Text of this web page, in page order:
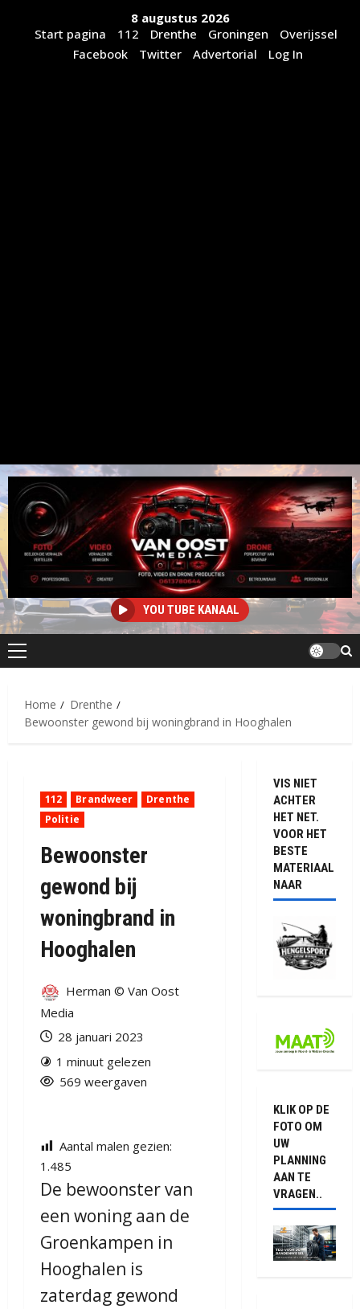
8 augustus 2026
Start pagina
112 Drenthe Groningen
Overijssel
Facebook
Twitter Advertorial Log In
YOU TUBE KANAAL
Primair
Home
Drenthe
Bewoonster gewond bij woningbrand in Hooghalen
112 Brandweer
Drenthe
Politie
Bewoonster
gewond bij
woningbrand in
Hooghalen
Herman © Van Oost
Media
28 januari 2023
1 minuut gelezen
569 weergaven
Aantal malen gezien:
1.485
De bewoonster van
een woning aan de
Groenkampen in
Hooghalen is
zaterdag gewond
VIS NIET
ACHTER
HET NET.
VOOR HET
BESTE
MATERIAAL
NAAR
KLIK OP DE
FOTO OM
UW
PLANNING
AAN TE
VRAGEN..